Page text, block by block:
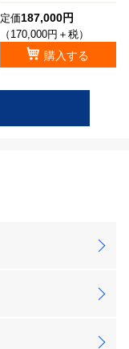
定価187,000円
（170,000円＋税）
購入する